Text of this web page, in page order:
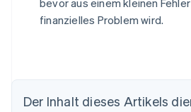
bevor aus einem kleinen
finanzielles Problem wird.
Der Inhalt dieses Artikels